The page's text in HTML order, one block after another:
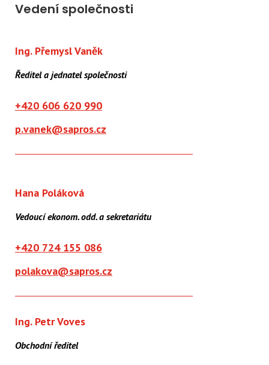
Vedení společnosti
Ing. Přemysl Vaněk
Ředitel a jednatel společnosti
+420 606 620 990
p.vanek@sapros.cz
Hana Poláková
Vedoucí ekonom. odd. a sekretariátu
+420 724 155 086
polakova@sapros.cz
Ing. Petr Voves
Obchodní ředitel